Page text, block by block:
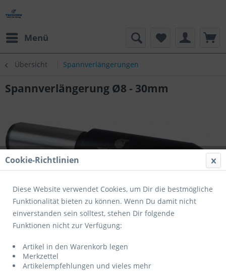
Menü
Übersicht Spannverlängerungen
Spannverlängerung Ø8 - 30mm
85,41 € *
Inhalt: 1 Stück
zzgl. MwSt.zzgl. Versandkosten
Cookie-Richtlinien
Diese Website verwendet Cookies, um Dir die bestmögliche
Funktionalität bieten zu können. Wenn Du damit nicht
einverstanden sein solltest, stehen Dir folgende
Funktionen nicht zur Verfügung:
Artikel in den Warenkorb legen
Merkzettel
Artikelempfehlungen und vieles mehr